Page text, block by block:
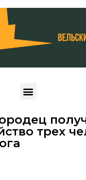
трех